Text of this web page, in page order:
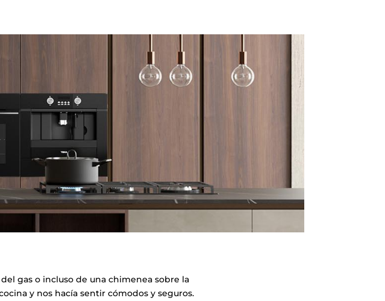
gas o incluso de una chimenea sobre la
y nos hacía sentir cómodos y seguros.